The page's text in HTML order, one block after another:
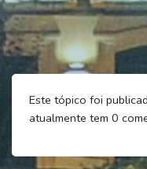
Este tópico foi
atualmente tem 0